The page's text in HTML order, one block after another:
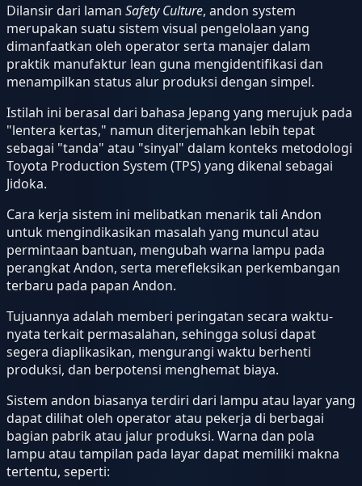
Dilansir dari laman Safety Culture, andon system
merupakan suatu sistem visual pengelolaan yang
dimanfaatkan oleh operator serta manajer dalam
praktik manufaktur lean guna mengidentifikasi dan
menampilkan status alur produksi dengan simpel.
Istilah ini berasal dari bahasa Jepang yang merujuk pada
"lentera kertas," namun diterjemahkan lebih tepat
sebagai "tanda" atau "sinyal" dalam konteks metodologi
Toyota Production System (TPS) yang dikenal sebagai
Jidoka.
Cara kerja sistem ini melibatkan menarik tali Andon
untuk mengindikasikan masalah yang muncul atau
permintaan bantuan, mengubah warna lampu pada
perangkat Andon, serta merefleksikan perkembangan
terbaru pada papan Andon.
Tujuannya adalah memberi peringatan secara waktu-
nyata terkait permasalahan, sehingga solusi dapat
segera diaplikasikan, mengurangi waktu berhenti
produksi, dan berpotensi menghemat biaya.
Sistem andon biasanya terdiri dari lampu atau layar yang
dapat dilihat oleh operator atau pekerja di berbagai
bagian pabrik atau jalur produksi. Warna dan pola
lampu atau tampilan pada layar dapat memiliki makna
tertentu, seperti: